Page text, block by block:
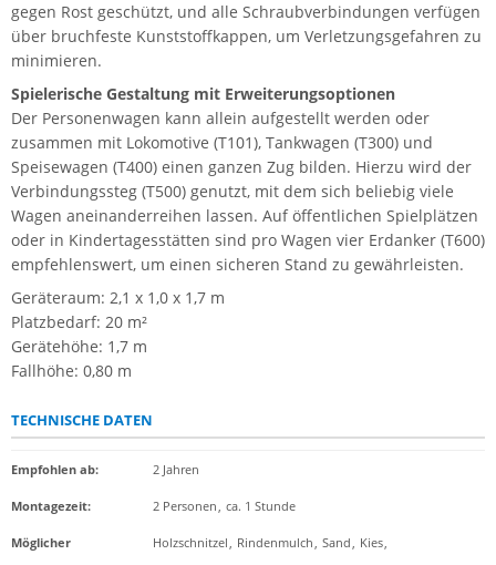
gegen Rost geschützt, und alle Schraubverbindungen verfügen
über bruchfeste Kunststoffkappen, um Verletzungsgefahren zu
minimieren.
Spielerische Gestaltung mit Erweiterungsoptionen
Der Personenwagen kann allein aufgestellt werden oder
zusammen mit Lokomotive (T101), Tankwagen (T300) und
Speisewagen (T400) einen ganzen Zug bilden. Hierzu wird der
Verbindungssteg (T500) genutzt, mit dem sich beliebig viele
Wagen aneinanderreihen lassen. Auf öffentlichen Spielplätzen
oder in Kindertagesstätten sind pro Wagen vier Erdanker (T600)
empfehlenswert, um einen sicheren Stand zu gewährleisten.
Geräteraum: 2,1 x 1,0 x 1,7 m
Platzbedarf: 20 m²
Gerätehöhe: 1,7 m
Fallhöhe: 0,80 m
TECHNISCHE DATEN
Empfohlen ab: 2 Jahren
Montagezeit: 2 Personen, ca. 1 Stunde
Möglicher
Holzschnitzel, Rindenmulch, Sand, Kies,